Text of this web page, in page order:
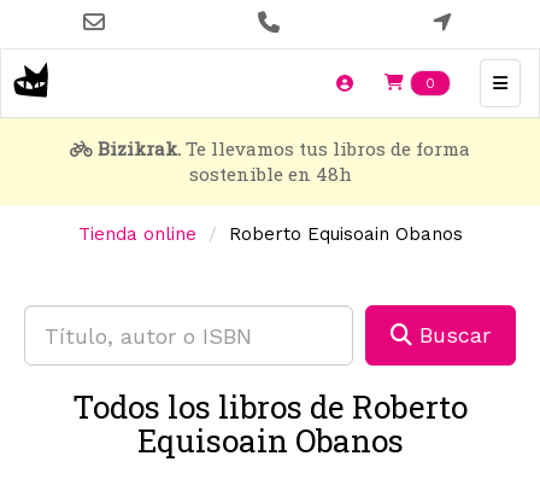
contenido
principal
0 Items en
Bizikrak. Te llevamos tus libros de forma
sostenible en 48h
Tienda online Roberto Equisoain Obanos
Buscar
Todos los libros de Roberto
Equisoain Obanos